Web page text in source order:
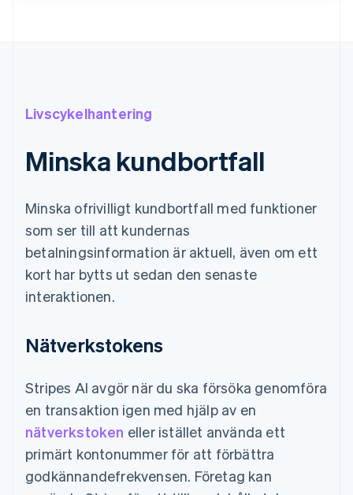
Livscykelhantering
Minska kundbortfall
Minska ofrivilligt kundbortfall med funktioner
som ser till att kundernas
betalningsinformation är aktuell, även om ett
kort har bytts ut sedan den senaste
interaktionen.
Nätverkstokens
Stripes AI avgör när du ska försöka genomföra
en transaktion igen med hjälp av en
nätverkstoken eller istället använda ett
primärt kontonummer för att förbättra
godkännandefrekvensen. Företag kan